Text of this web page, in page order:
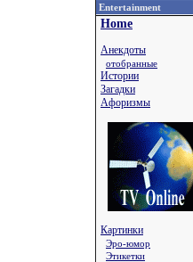
Entertainment
Home
Анекдоты
отобранные
Истории
Загадки
Афоризмы
Картинки
Эро-юмор
Этикетки